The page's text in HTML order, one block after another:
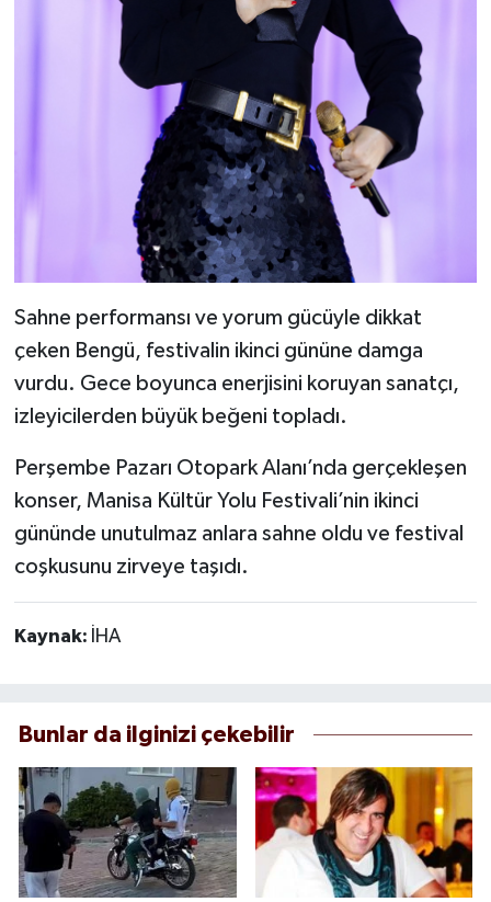
Sahne performansı ve yorum gücüyle dikkat
çeken Bengü, festivalin ikinci gününe damga
vurdu. Gece boyunca enerjisini koruyan sanatçı,
izleyicilerden büyük beğeni topladı.
Perşembe Pazarı Otopark Alanı’nda gerçekleşen
konser, Manisa Kültür Yolu Festivali’nin ikinci
gününde unutulmaz anlara sahne oldu ve festival
coşkusunu zirveye taşıdı.
Kaynak: İHA
Bunlar da ilginizi çekebilir